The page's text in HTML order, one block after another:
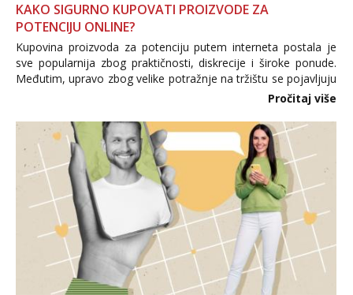
KAKO SIGURNO KUPOVATI PROIZVODE ZA
POTENCIJU ONLINE?
Kupovina proizvoda za potenciju putem interneta postala je
sve popularnija zbog praktičnosti, diskrecije i široke ponude.
Međutim, upravo zbog velike potražnje na tržištu se pojavljuju
i brojni krivotvoreni proizvodi, nepouzdane internetske
Pročitaj više